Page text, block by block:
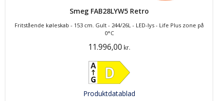
Smeg FAB28LYW5 Retro
Fritstående køleskab - 153 cm. Gult - 244/26L - LED-lys - Life Plus zone på
0°C
11.996,00 kr.
Produktdatablad